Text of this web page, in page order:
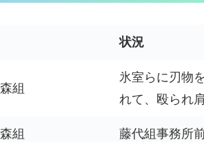
状況
組
氷室らに刃物
れて、殴られ
組 藤代組事務所